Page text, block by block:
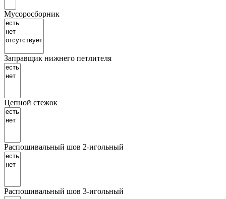
Мусоросборник
Заправщик нижнего петлителя
Цепной стежок
Распошивальный шов 2-игольный
Распошивальный шов 3-игольный